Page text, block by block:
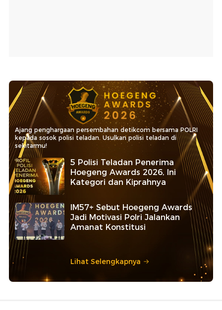
Ajang penghargaan persembahan detikcom bersama POLRI
kepada sosok polisi teladan. Usulkan polisi teladan di
sekitarmu!
5 Polisi Teladan Penerima
Hoegeng Awards 2026, Ini
Kategori dan Kiprahnya
IM57+ Sebut Hoegeng Awards
Jadi Motivasi Polri Jalankan
Amanat Konstitusi
Lihat Selengkapnya